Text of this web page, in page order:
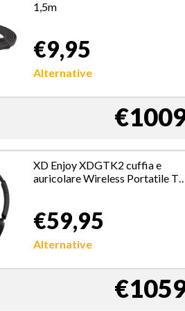
1,5m
€9,95
Alternative
XD Enjoy XDGTK2 cuffia e
auricolare Wireless Portatile
€59,95
Alternative